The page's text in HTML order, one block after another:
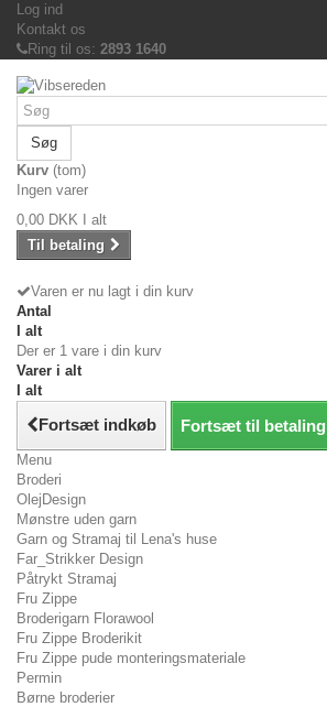
Log ind
Kontakt os
Ring til os: 2893 1640
Søg
Kurv (tom)
Ingen varer
0,00 DKK
I alt
Til betaling
Varen er nu lagt i din kurv
Antal
I alt
Der er 1 vare i din kurv
Varer i alt
I alt
Fortsæt indkøb Fortsæt til betaling
Menu
Broderi
OlejDesign
Mønstre uden garn
Garn og Stramaj til Lena's huse
Far_Strikker Design
Påtrykt Stramaj
Fru Zippe
Broderigarn Florawool
Fru Zippe Broderikit
Fru Zippe pude monteringsmateriale
Permin
Børne broderier